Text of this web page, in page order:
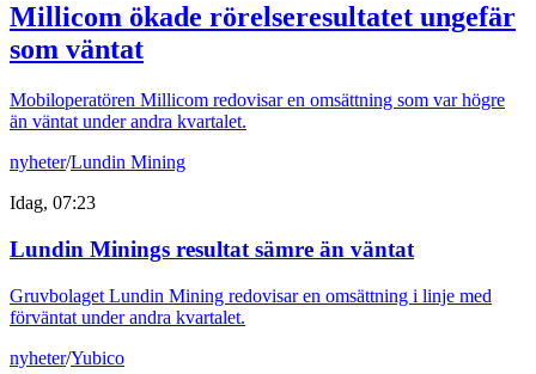
Millicom ökade rörelseresultatet ungefär
som väntat
Mobiloperatören Millicom redovisar en omsättning som var högre
än väntat under andra kvartalet.
nyheter/Lundin Mining
Idag, 07:23
Lundin Minings resultat sämre än väntat
Gruvbolaget Lundin Mining redovisar en omsättning i linje med
förväntat under andra kvartalet.
nyheter/Yubico